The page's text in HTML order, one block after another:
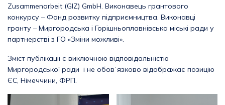
Zusammenarbeit (GIZ) GmbH. Виконавець грантового
конкурсу – Фонд розвитку підприємництва. Виконавці
гранту – Миргородська і Горішньоплавнівська міські ради у
партнерстві з ГО «Зміни можливі».
Зміст публікації є виключною відповідальністю
Миргородської ради і не обовʼязково відображає позицію
ЄС, Німеччини, ФРП.